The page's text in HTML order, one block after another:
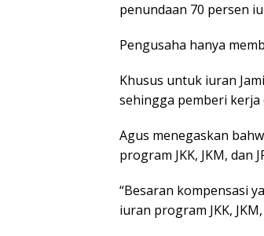
penundaan 70 persen
Pengusaha hanya
Khusus untuk iuran
sehingga pemberi
Agus menegaskan
program JKK, JKM, dan
“Besaran kompensasi
iuran program JKK,